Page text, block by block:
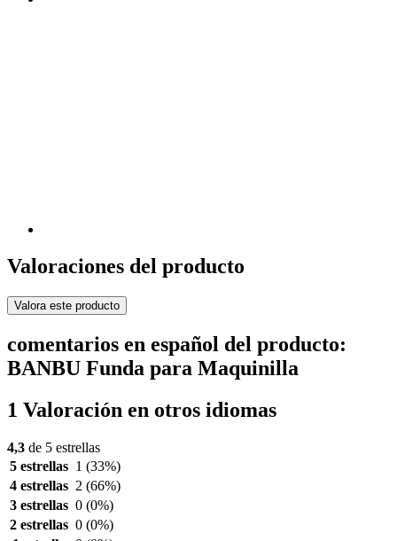
Valoraciones del producto
Valora este producto
comentarios en español del producto:
BANBU Funda para Maquinilla
1 Valoración en otros idiomas
4,3 de 5 estrellas
5 estrellas 1 (33%)
4 estrellas 2 (66%)
3 estrellas 0 (0%)
2 estrellas 0 (0%)